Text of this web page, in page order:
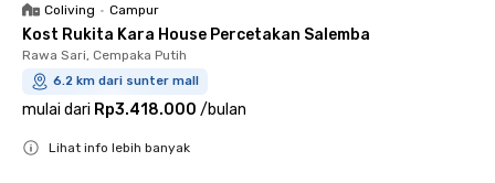
Coliving • Campur
Kost Rukita Kara House Percetakan Salemba
Rawa Sari, Cempaka Putih
6.2 km dari sunter mall
mulai dari Rp3.418.000 /bulan
Lihat info lebih banyak